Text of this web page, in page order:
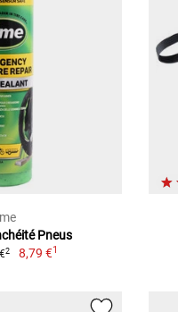
Pneus
2 8,79 €1